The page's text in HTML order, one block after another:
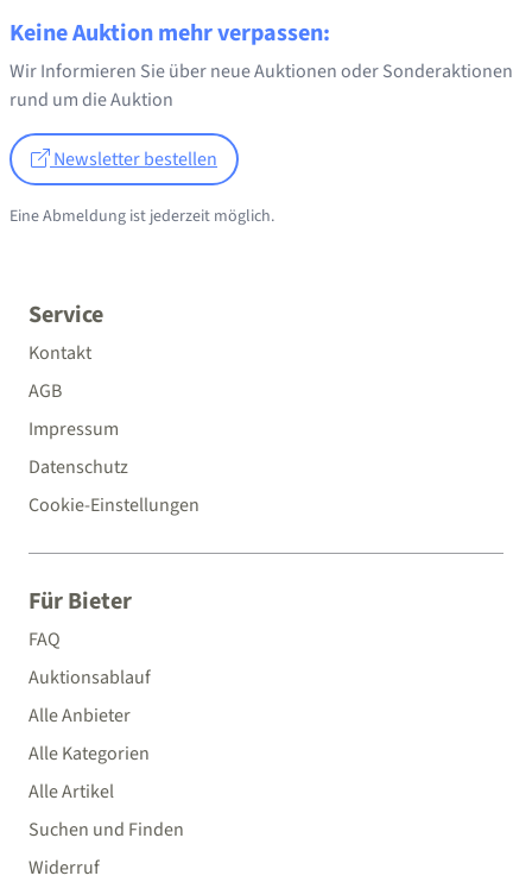
Service
Kontakt
AGB
Impressum
Datenschutz
Cookie-Einstellungen
Für Bieter
FAQ
Auktionsablauf
Alle Anbieter
Alle Kategorien
Alle Artikel
Suchen und Finden
Widerruf
Keine Auktion mehr verpassen:
Wir Informieren Sie über neue Auktionen oder Sonderaktionen
rund um die Auktion
Newsletter bestellen
Eine Abmeldung ist jederzeit möglich.